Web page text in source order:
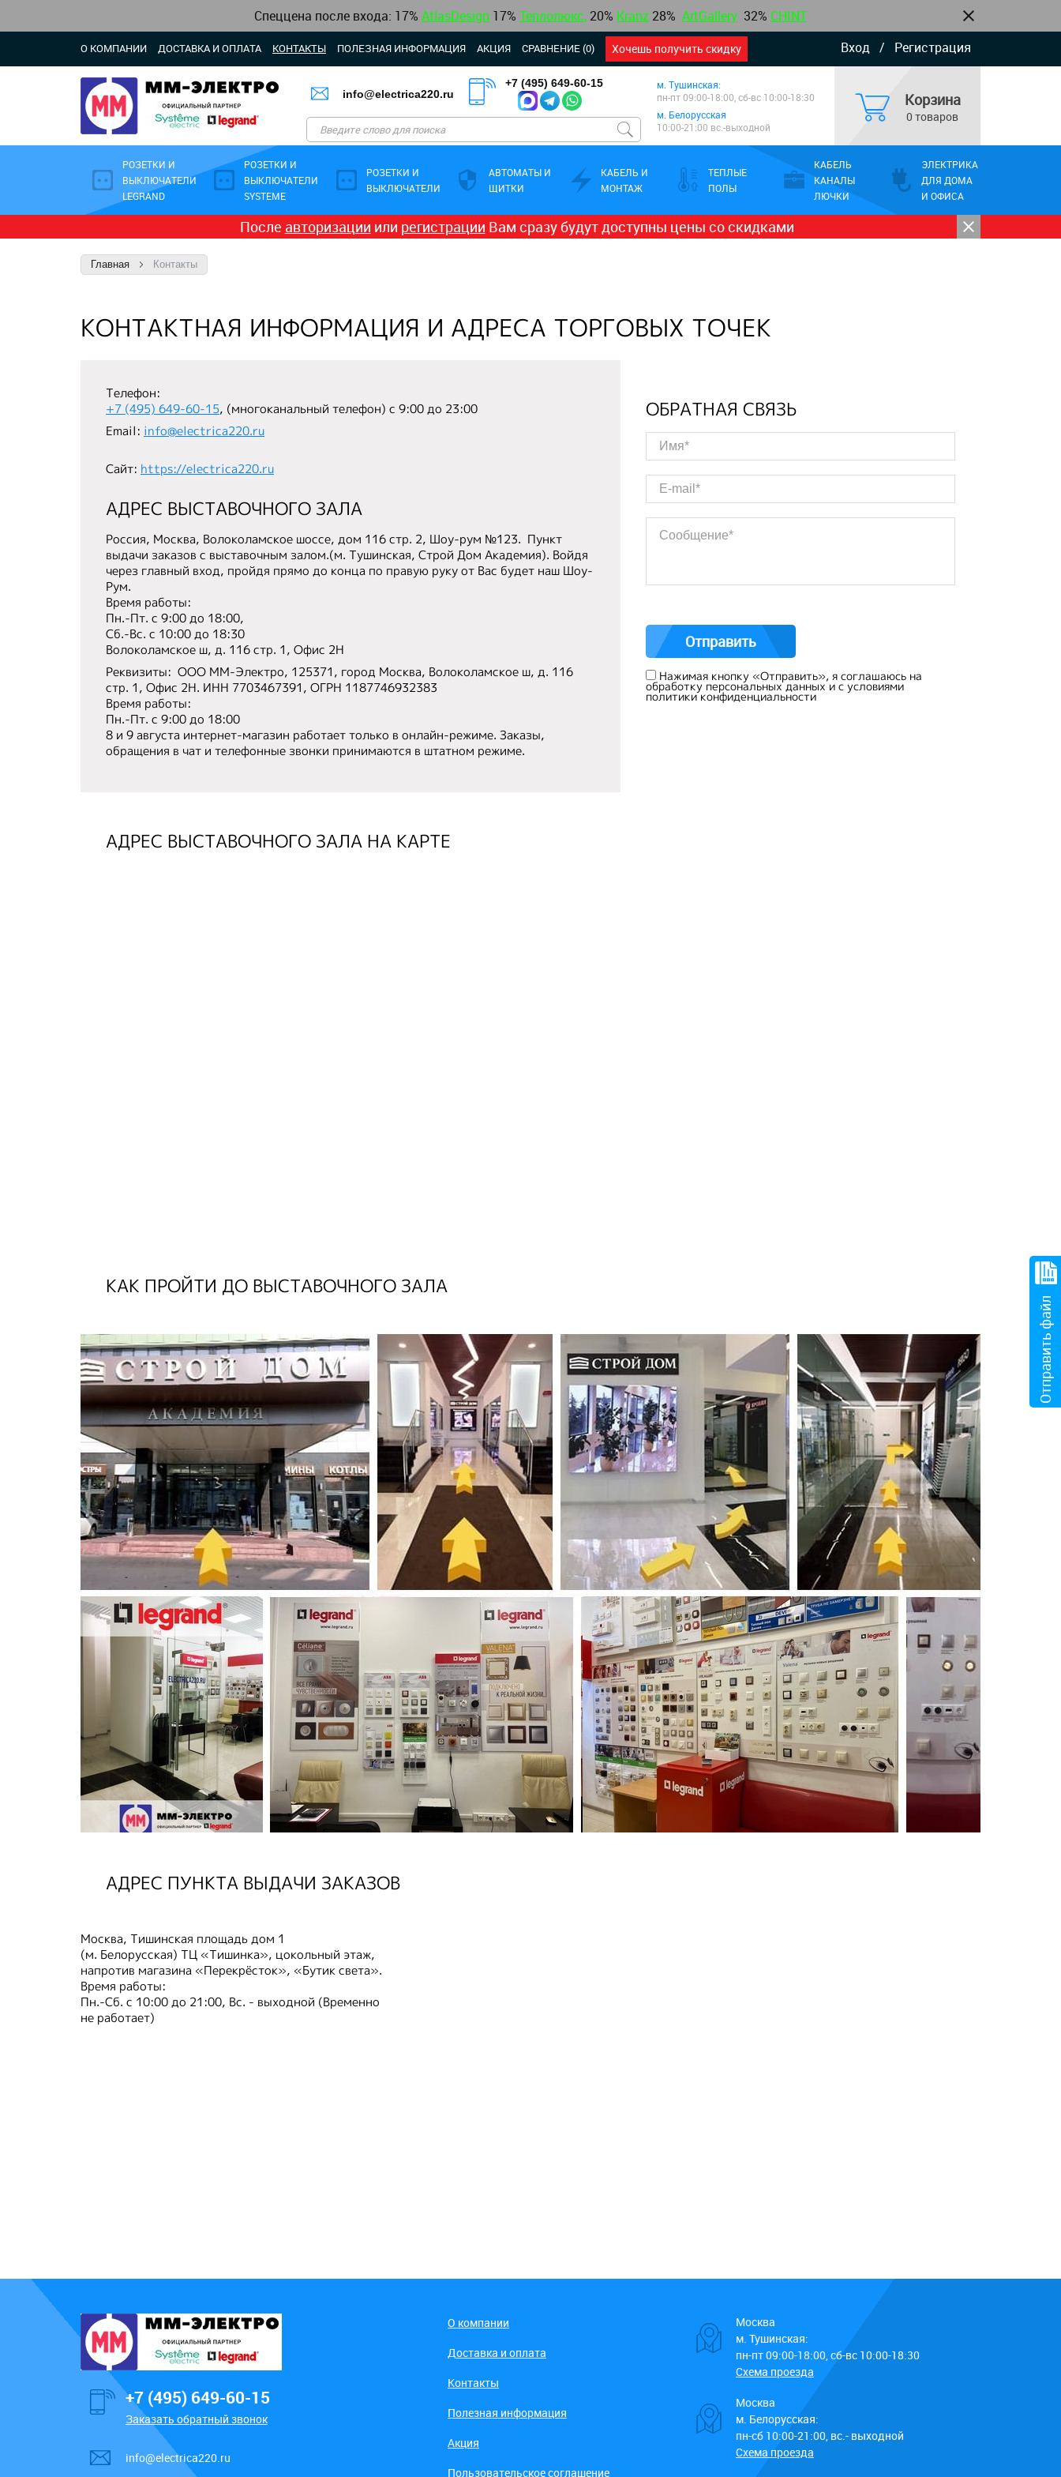
Спеццена после входа: 17% AtlasDesign 17% Теплолюкс, 20% Kranz 28% ArtGallery 32% CHINT
Вход / Регистрация
О КОМПАНИИ ДОСТАВКА И ОПЛАТА КОНТАКТЫ ПОЛЕЗНАЯ ИНФОРМАЦИЯ АКЦИЯ СРАВНЕНИЕ (0) Хочешь получить скидку
info@electrica220.ru
+7 (495) 649-60-15
м. Тушинская:
пн-пт 09:00-18:00, сб-вс 10:00-18:30
м. Белорусская
10:00-21:00 вс.-выходной
Корзина
0 товаров
РОЗЕТКИ И
ВЫКЛЮЧАТЕЛИ
LEGRAND
РОЗЕТКИ И
ВЫКЛЮЧАТЕЛИ
SYSTEME
РОЗЕТКИ И
ВЫКЛЮЧАТЕЛИ
АВТОМАТЫ И
ЩИТКИ
КАБЕЛЬ И
МОНТАЖ
ТЕПЛЫЕ
ПОЛЫ
КАБЕЛЬ
КАНАЛЫ
ЛЮЧКИ
ЭЛЕКТРИКА
ДЛЯ ДОМА
И ОФИСА
После авторизации или регистрации Вам сразу будут доступны цены со скидками
Главная Контакты
КОНТАКТНАЯ ИНФОРМАЦИЯ И АДРЕСА ТОРГОВЫХ ТОЧЕК
Телефон:
+7 (495) 649-60-15, (многоканальный телефон) с 9:00 до 23:00
Email: info@electrica220.ru
Сайт: https://electrica220.ru
АДРЕС ВЫСТАВОЧНОГО ЗАЛА
Россия, Москва, Волоколамское шоссе, дом 116 стр. 2, Шоу-рум №123. Пункт
выдачи заказов с выставочным залом.(м. Тушинская, Строй Дом Академия). Войдя
через главный вход, пройдя прямо до конца по правую руку от Вас будет наш Шоу-
Рум.
Время работы:
Пн.-Пт. с 9:00 до 18:00,
Сб.-Вс. с 10:00 до 18:30
Волоколамское ш, д. 116 стр. 1, Офис 2H
Реквизиты: ООО ММ-Электро, 125371, город Москва, Волоколамское ш, д. 116
стр. 1, Офис 2H. ИНН 7703467391, ОГРН 1187746932383
Время работы:
Пн.-Пт. с 9:00 до 18:00
8 и 9 августа интернет-магазин работает только в онлайн-режиме. Заказы,
обращения в чат и телефонные звонки принимаются в штатном режиме.
ОБРАТНАЯ СВЯЗЬ
Нажимая кнопку «Отправить», я соглашаюсь на
обработку персональных данныхи сусловиями
политики конфиденциальности
АДРЕС ВЫСТАВОЧНОГО ЗАЛА НА КАРТЕ
КАК ПРОЙТИ ДО ВЫСТАВОЧНОГО ЗАЛА
АДРЕС ПУНКТА ВЫДАЧИ ЗАКАЗОВ
Москва, Тишинская площадь дом 1
(м. Белорусская) ТЦ «Тишинка», цокольный этаж,
напротив магазина «Перекрёсток», «Бутик света».
Время работы:
Пн.-Сб. с 10:00 до 21:00, Вс. - выходной (Временно
не работает)
+7 (495) 649-60-15
Заказать обратный звонок
info@electrica220.ru
О компании
Доставка и оплата
Контакты
Полезная информация
Акция
Пользовательское соглашение
Москва
м. Тушинская:
пн-пт 09:00-18:00, сб-вс 10:00-18:30
Схема проезда
Москва
м. Белорусская:
пн-сб 10:00-21:00, вс.- выходной
Схема проезда
Отправить файл